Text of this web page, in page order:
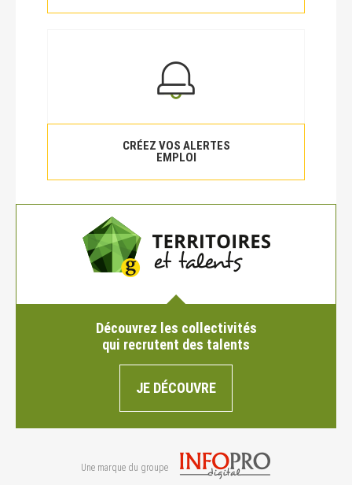
CRÉEZ VOS ALERTES
EMPLOI
Découvrez les collectivités
qui recrutent des talents
JE DÉCOUVRE
Une marque du groupe